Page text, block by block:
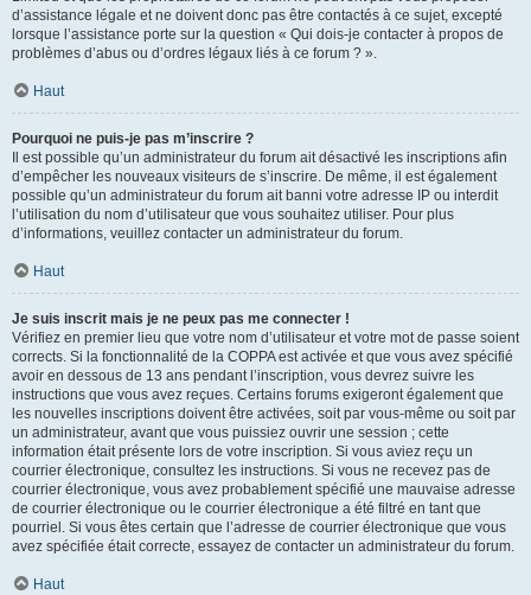
d’assistance légale et ne doivent donc pas être contactés à ce sujet, excepté
lorsque l’assistance porte sur la question « Qui dois-je contacter à propos de
problèmes d’abus ou d’ordres légaux liés à ce forum ? ».
Haut
Pourquoi ne puis-je pas m’inscrire ?
Il est possible qu’un administrateur du forum ait désactivé les inscriptions afin
d’empêcher les nouveaux visiteurs de s’inscrire. De même, il est également
possible qu’un administrateur du forum ait banni votre adresse IP ou interdit
l’utilisation du nom d’utilisateur que vous souhaitez utiliser. Pour plus
d’informations, veuillez contacter un administrateur du forum.
Haut
Je suis inscrit mais je ne peux pas me connecter !
Vérifiez en premier lieu que votre nom d’utilisateur et votre mot de passe soient
corrects. Si la fonctionnalité de la COPPA est activée et que vous avez spécifié
avoir en dessous de 13 ans pendant l’inscription, vous devrez suivre les
instructions que vous avez reçues. Certains forums exigeront également que
les nouvelles inscriptions doivent être activées, soit par vous-même ou soit par
un administrateur, avant que vous puissiez ouvrir une session ; cette
information était présente lors de votre inscription. Si vous aviez reçu un
courrier électronique, consultez les instructions. Si vous ne recevez pas de
courrier électronique, vous avez probablement spécifié une mauvaise adresse
de courrier électronique ou le courrier électronique a été filtré en tant que
pourriel. Si vous êtes certain que l’adresse de courrier électronique que vous
avez spécifiée était correcte, essayez de contacter un administrateur du forum.
Haut